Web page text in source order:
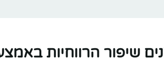
שיפור הרווחיות